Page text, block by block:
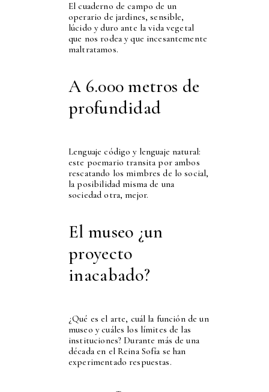
El cuaderno de campo de un
operario de jardines, sensible,
lúcido y duro ante la vida vegetal
que nos rodea y que incesantemente
maltratamos.
A 6.000 metros de
profundidad
Lenguaje código y lenguaje natural:
este poemario transita por ambos
rescatando los mimbres de lo social,
la posibilidad misma de una
sociedad otra, mejor.
El museo ¿un
proyecto
inacabado?
¿Qué es el arte, cuál la función de un
museo y cuáles los límites de las
instituciones? Durante más de una
década en el Reina Sofía se han
experimentado respuestas.